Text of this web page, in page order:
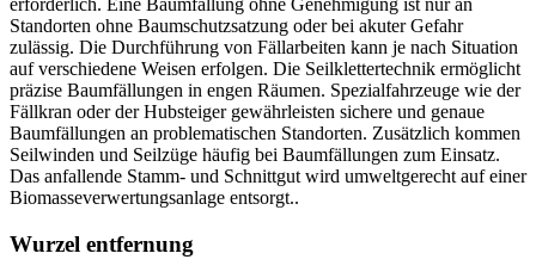
erforderlich. Eine Baumfällung ohne Genehmigung ist nur an
Standorten ohne Baumschutzsatzung oder bei akuter Gefahr
zulässig. Die Durchführung von Fällarbeiten kann je nach Situation
auf verschiedene Weisen erfolgen. Die Seilklettertechnik ermöglicht
präzise Baumfällungen in engen Räumen. Spezialfahrzeuge wie der
Fällkran oder der Hubsteiger gewährleisten sichere und genaue
Baumfällungen an problematischen Standorten. Zusätzlich kommen
Seilwinden und Seilzüge häufig bei Baumfällungen zum Einsatz.
Das anfallende Stamm- und Schnittgut wird umweltgerecht auf einer
Biomasseverwertungsanlage entsorgt..
Wurzel entfernung